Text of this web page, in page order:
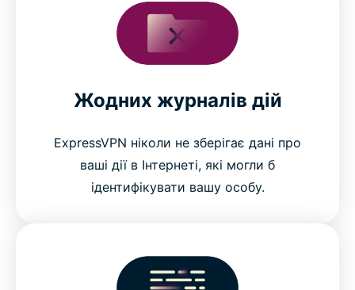
Жодних журналів дій
ExpressVPN ніколи не зберігає дані про
ваші дії в Інтернеті, які могли б
ідентифікувати вашу особу.